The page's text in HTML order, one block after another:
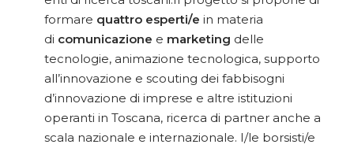
formare quattro esperti/e in materia
di comunicazione e marketing delle
tecnologie, animazione tecnologica, supporto
all’innovazione e scouting dei fabbisogni
d’innovazione di imprese e altre istituzioni
operanti in Toscana, ricerca di partner anche a
scala nazionale e internazionale. I/le borsisti/e